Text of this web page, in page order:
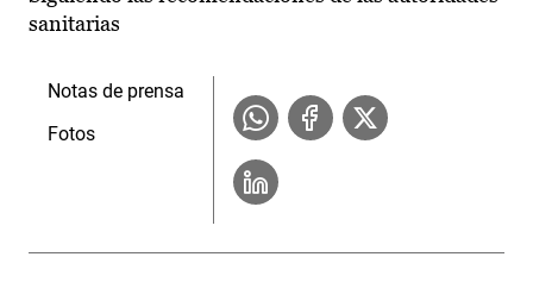
sanitarias
Notas de prensa
Fotos